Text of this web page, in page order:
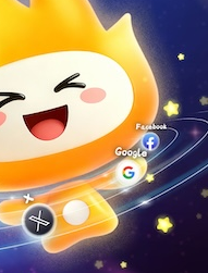
支持[0] 反对[0]
器
速连加速器
蚂蚁加速器
海外梯子官网